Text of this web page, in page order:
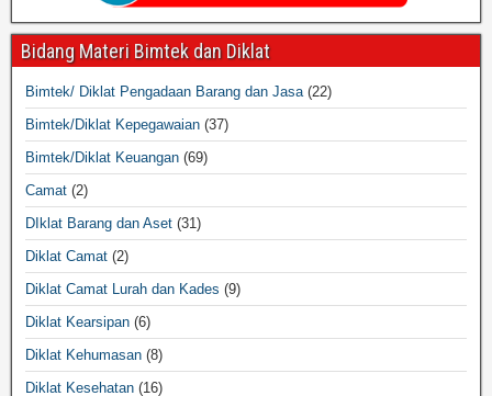
Bidang Materi Bimtek dan Diklat
Bimtek/ Diklat Pengadaan Barang dan Jasa(22)
Bimtek/Diklat Kepegawaian (37)
Bimtek/Diklat Keuangan (69)
Camat (2)
DIklat Barang dan Aset (31)
Diklat Camat (2)
Diklat Camat Lurah dan Kades (9)
Diklat Kearsipan (6)
Diklat Kehumasan (8)
Diklat Kesehatan (16)